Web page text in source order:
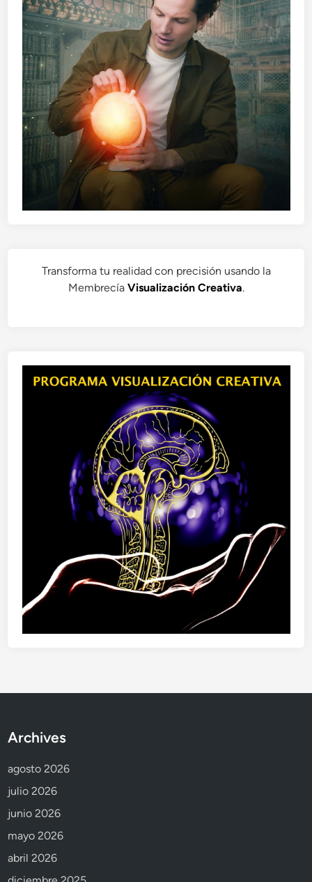
Transforma tu realidad con precisión usando la
Membrecía Visualización Creativa.
Archives
agosto 2026
julio 2026
junio 2026
mayo 2026
abril 2026